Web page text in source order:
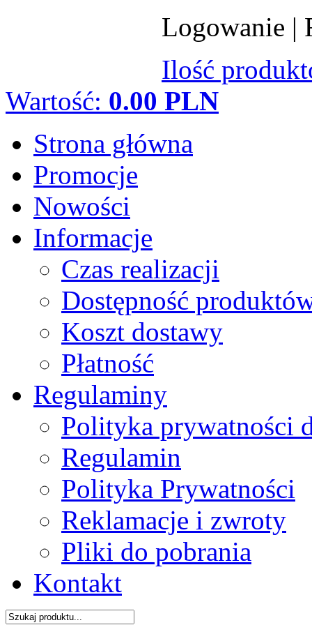
Logowanie |
Ilość
Wartość: 0.00 PLN
Strona główna
Promocje
Nowości
Informacje
Czas realizacji
Dostępność
Koszt dostawy
Płatność
Regulaminy
Polityka prywatności
Regulamin
Polityka Prywatności
Reklamacje i zwroty
Pliki do pobrania
Kontakt